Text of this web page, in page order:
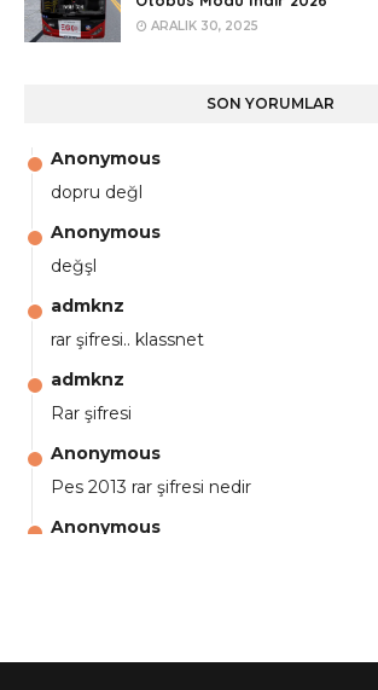
ARALIK 30, 2025
SON YORUMLAR
Anonymous
dopru değl
Anonymous
değşl
admknz
rar şifresi.. klassnet
admknz
Rar şifresi
Anonymous
Pes 2013 rar şifresi nedir
Anonymous